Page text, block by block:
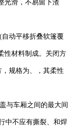
光滑，不易留下渣
动平移折叠软篷覆
性材料制成。关闭方
规格为、，其柔性
与车厢之间的最大间
中不应有撕裂、和焊